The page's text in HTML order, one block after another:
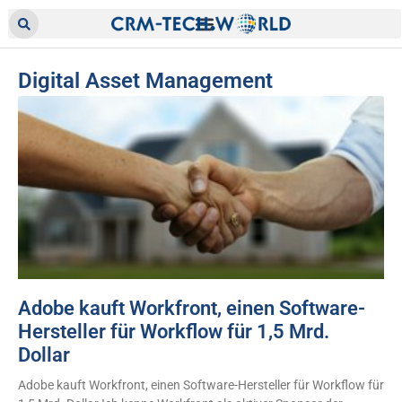
Digital Asset Management
Adobe kauft Workfront, einen Software-
Hersteller für Workflow für 1,5 Mrd.
Dollar
Adobe kauft Workfront, einen Software-Hersteller für Workflow für